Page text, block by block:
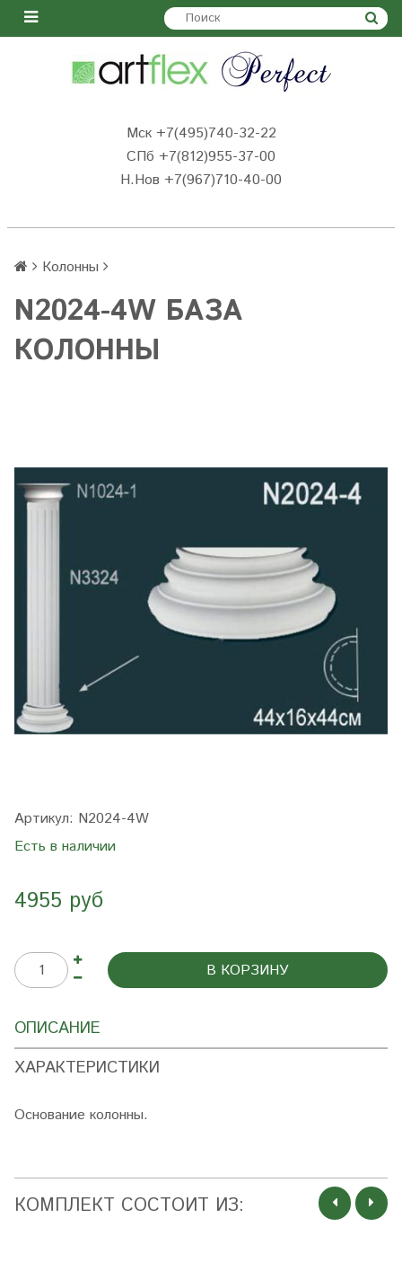
Мск +7(495)740-32-22
СПб +7(812)955-37-00
Н.Нов +7(967)710-40-00
Колонны
N2024-4W БАЗА
КОЛОННЫ
Артикул: N2024-4W
Есть в наличии
4955 руб
В КОРЗИНУ
ОПИСАНИЕ
ХАРАКТЕРИСТИКИ
Основание колонны.
КОМПЛЕКТ СОСТОИТ ИЗ: